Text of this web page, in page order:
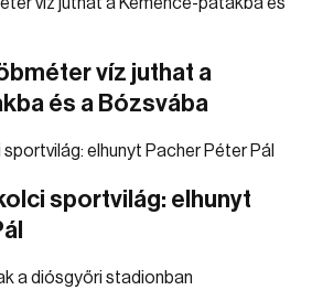
víz juthat a
és a Bózsvába
sportvilág: elhunyt